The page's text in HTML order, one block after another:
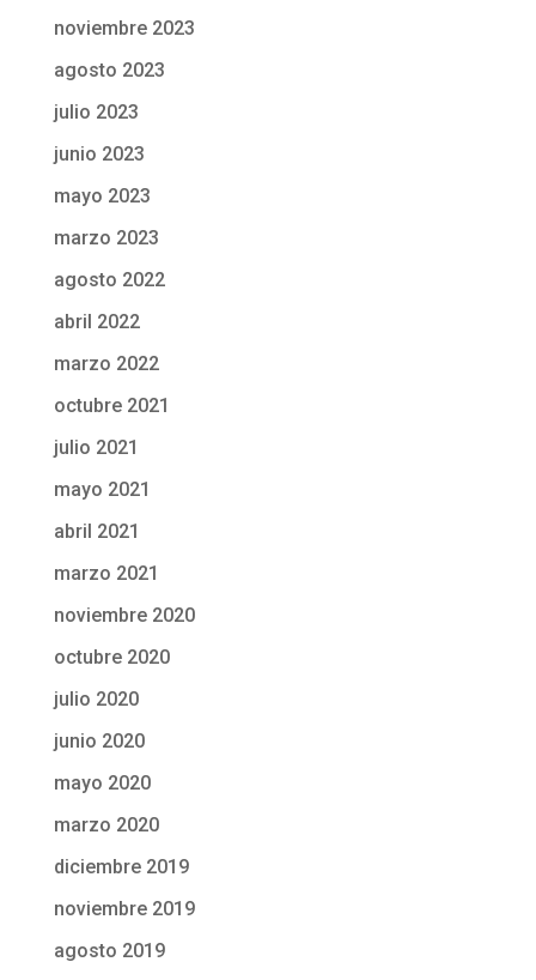
noviembre 2023
agosto 2023
julio 2023
junio 2023
mayo 2023
marzo 2023
agosto 2022
abril 2022
marzo 2022
octubre 2021
julio 2021
mayo 2021
abril 2021
marzo 2021
noviembre 2020
octubre 2020
julio 2020
junio 2020
mayo 2020
marzo 2020
diciembre 2019
noviembre 2019
agosto 2019